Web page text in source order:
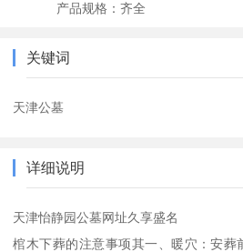
产品规格： 齐全
关键词
天津公墓
详细说明
天津怡静园公墓网址久享盛名
棺木下葬的注意事项其一、暖穴：安葬